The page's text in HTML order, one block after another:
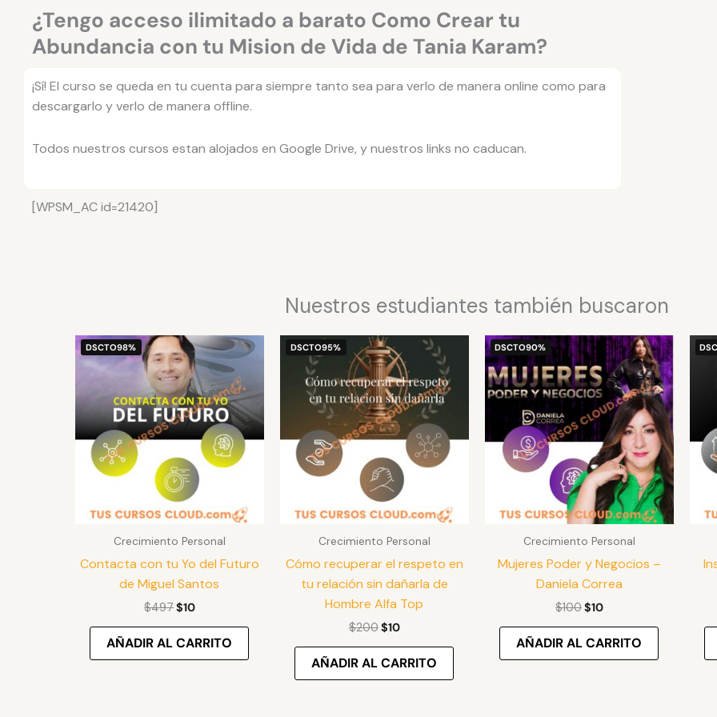
¿Tengo acceso ilimitado a barato Como Crear tu
Abundancia con tu Mision de Vida de Tania Karam?
¡Sí! El curso se queda en tu cuenta para siempre tanto sea para verlo de manera online como para
descargarlo y verlo de manera offline.
Todos nuestros cursos estan alojados en Google Drive, y nuestros links no caducan.
[WPSM_AC id=21420]
Nuestros estudiantes también buscaron
DSCTO98%
Crecimiento Personal
Contacta con tu Yo del Futuro
de Miguel Santos
$497
El
precio
original
era:
$497.
$10
El
precio
actual
es:
$10.
AÑADIR AL CARRITO
DSCTO95%
Crecimiento Personal
Cómo recuperar el respeto en
tu relación sin dañarla de
Hombre Alfa Top
$200
El
precio
original
era:
$200.
$10
precio
actual
es:
$10.
AÑADIR AL CARRITO
DSCTO90%
Crecimiento Personal
Mujeres Poder y Negocios –
Daniela Correa
$100
El
precio
original
era:
$100.
$10
El
precio
actual
es:
$10.
AÑADIR AL CARRITO